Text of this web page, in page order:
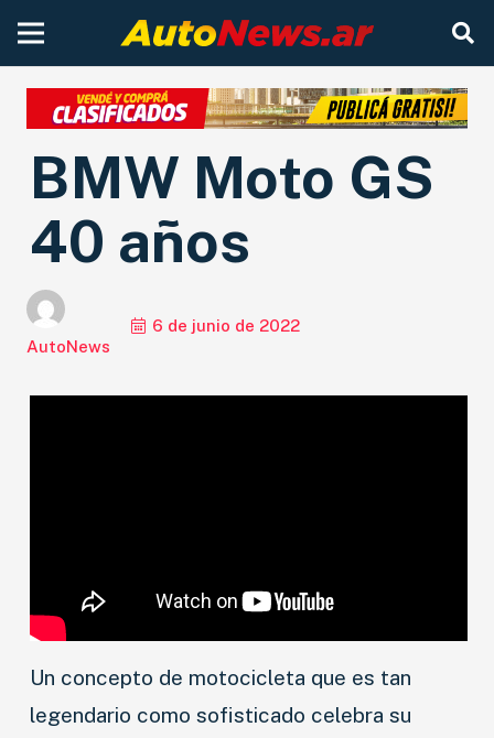
BMW Moto GS
40 años
AutoNews
6 de junio de 2022
Un concepto de motocicleta que es tan
legendario como sofisticado celebra su